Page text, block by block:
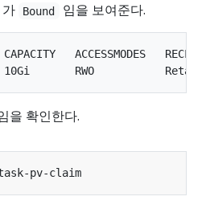
가 Bound 임을 보여준다.
ACCESSMODES
을 확인한다.